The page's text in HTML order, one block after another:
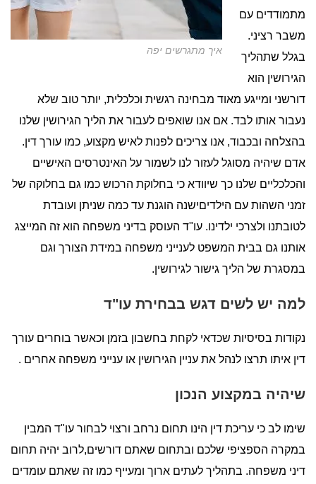
איך מתגרשים יפה
מתמודדים עם
משבר רציני.
בגלל שתהליך
הגירושין הוא
דורשני ומייגע מאוד מבחינה רגשית וכלכלית, יותר טוב שלא
נעבור אותו לבד. אם אנו שואפים לעבור את הליך הגירושין שלנו
בהצלחה ובכבוד, אנו צריכים לפנות לאיש מקצוע, כמו עורך דין.
אדם שיהיה מסוגל לעזור לנו לשמור על האינטרסים האישיים
והכלכליים שלנו כך שיוודא כי בחלוקת הרכוש כמו גם בחלוקה של
זמני השהות עם הילדיםישנה הוגנת עד כמה שניתן ועובדת
לטובתנו ולצרכי ילדינו. עו"ד העוסק בדיני משפחה הוא זה המייצג
אותנו גם בבית המשפט לענייני משפחה במידת הצורך וגם
במסגרת של הליך גישור לגירושין.
למה יש לשים דגש בבחירת עו"ד
נקודות בסיסיות שכדאי לקחת בחשבון בזמן וכאשר בוחרים עורך
דין איתו תרצו לנהל את עניין הגירושין או ענייני משפחה אחרים .
שיהיה במקצוע הנכון
שימו לב כי עריכת דין הינו תחום נרחב ורצוי לבחור עו"ד המבין
במקרה הספציפי שלכם ובתחום שאתם דורשים,לרוב יהיה תחום
דיני משפחה. בתהליך לעתים ארוך ומעייף כמו זה שאתם עומדים